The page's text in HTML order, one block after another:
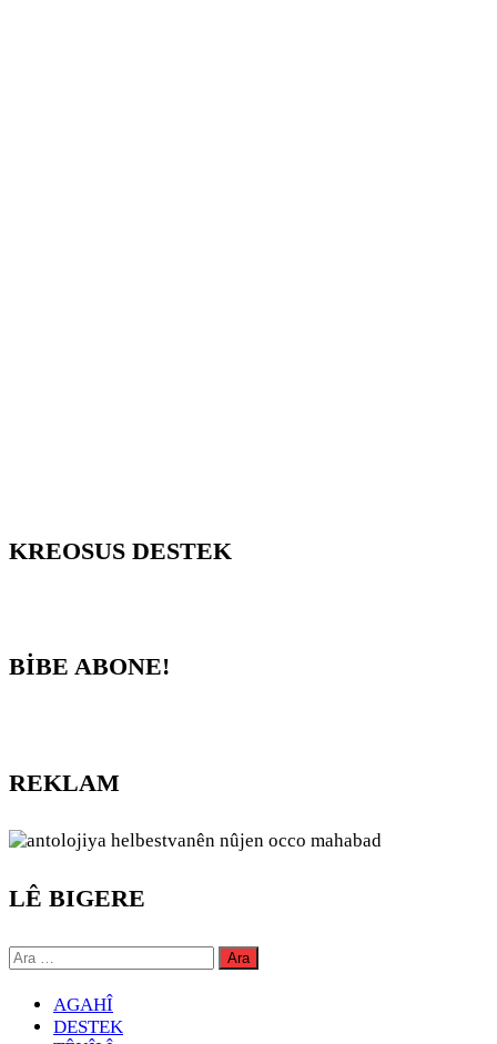
KREOSUS DESTEK
BİBE ABONE!
REKLAM
LÊ BIGERE
Arama:
AGAHÎ
DESTEK